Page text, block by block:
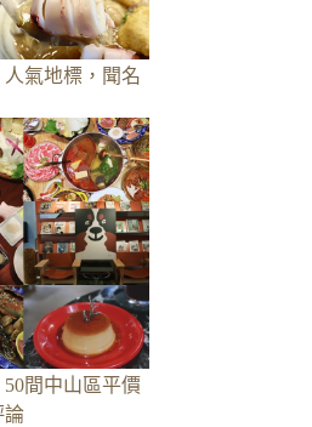
氣地標，聞名
間中山區平價
論